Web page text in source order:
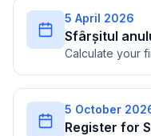
5 April 2026
Sfârșitul
Calculate your
5 October
Register for